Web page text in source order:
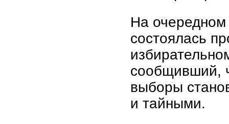
На
состоялась
сообщивший,
выборы
и тайными.